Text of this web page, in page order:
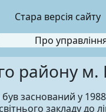
Стара версія сайту
Про
району м.
заснований у
закладу до